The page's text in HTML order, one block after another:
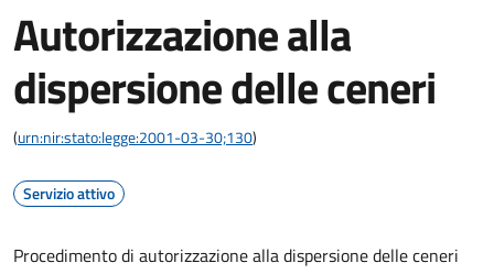
Autorizzazione alla
dispersione delle ceneri
(urn:nir:stato:legge:2001-03-30;130)
Servizio attivo
Procedimento di autorizzazione alla dispersione delle ceneri